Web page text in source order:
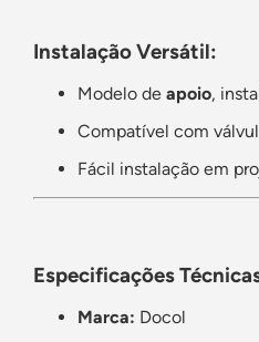
Instalação Versátil:
Modelo de apoio,
Compatível com
Fácil instalação em
Especificações
Marca: Docol